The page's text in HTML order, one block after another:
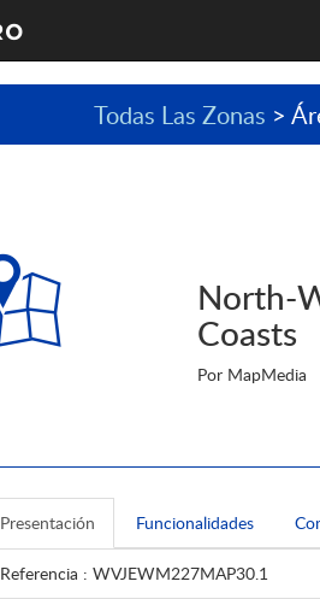
Todas Las Zonas >
North-
Coasts
Por MapMedia
Presentación Funcionalidades
Referencia : WVJEWM227MAP30.1